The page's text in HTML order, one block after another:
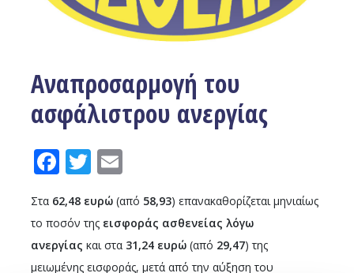
Αναπροσαρμογή του
ασφάλιστρου ανεργίας
Facebook
Twitter
Στα 62,48 ευρώ (από 58,93) επανακαθορίζεται μηνιαίως
το ποσόν της εισφοράς ασθενείας λόγω
ανεργίας και στα 31,24 ευρώ (από 29,47) της
μειωμένης εισφοράς, μετά από την αύξηση του